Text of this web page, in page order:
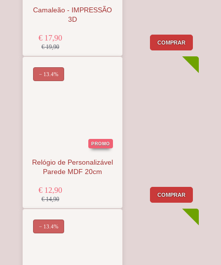
Camaleão - IMPRESSÃO
3D
€ 17,90
€ 19,90
COMPRAR
PROMO
Relógio de Personalizável
Parede MDF 20cm
€ 12,90
€ 14,90
COMPRAR
− 13.4%
− 13.4%